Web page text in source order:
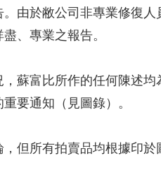
由於敝公司非專業修復
、專業之報告。
蘇富比所作的任何陳述
要通知（見圖錄）。
但所有拍賣品均根據印於